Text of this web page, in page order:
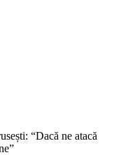
“Dacă ne atacă